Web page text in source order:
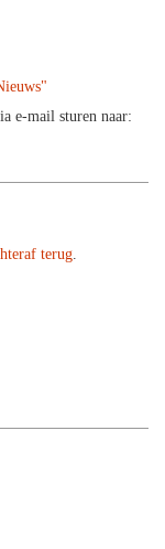
e-mail sturen naar:
terug